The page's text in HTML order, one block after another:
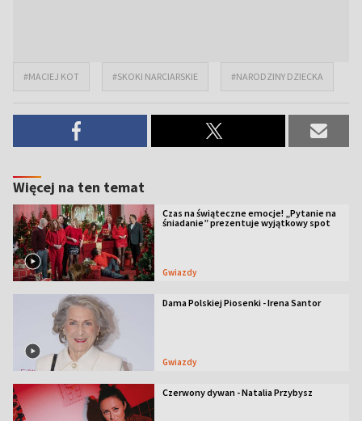
#MACIEJ KOT #SKOKI NARCIARSKIE #NARODZINY DZIECKA
Więcej na ten temat
Czas na świąteczne emocje! „Pytanie na
śniadanie” prezentuje wyjątkowy spot
Gwiazdy
Dama Polskiej Piosenki - Irena Santor
Gwiazdy
Czerwony dywan - Natalia Przybysz